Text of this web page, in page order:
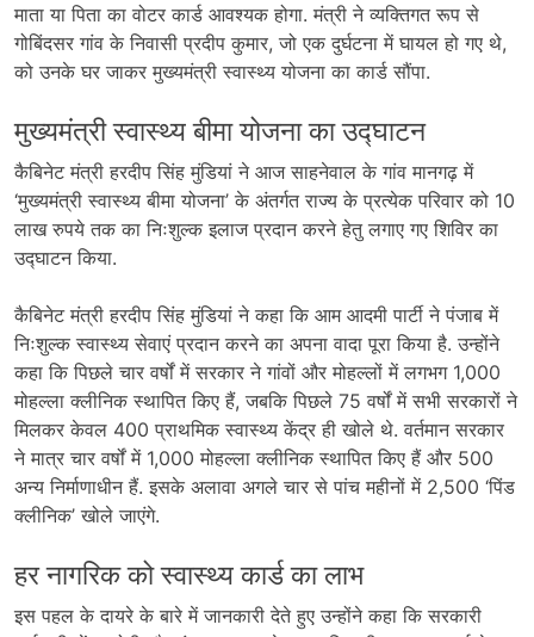
माता या पिता का वोटर कार्ड आवश्यक होगा. मंत्री ने व्यक्तिगत रूप से
गोबिंदसर गांव के निवासी प्रदीप कुमार, जो एक दुर्घटना में घायल हो गए थे,
को उनके घर जाकर मुख्यमंत्री स्वास्थ्य योजना का कार्ड सौंपा.
मुख्यमंत्री स्वास्थ्य बीमा योजना का उद्घाटन
कैबिनेट मंत्री हरदीप सिंह मुंडियां ने आज साहनेवाल के गांव मानगढ़ में
‘मुख्यमंत्री स्वास्थ्य बीमा योजना’ के अंतर्गत राज्य के प्रत्येक परिवार को 10
लाख रुपये तक का निःशुल्क इलाज प्रदान करने हेतु लगाए गए शिविर का
उद्घाटन किया.
कैबिनेट मंत्री हरदीप सिंह मुंडियां ने कहा कि आम आदमी पार्टी ने पंजाब में
निःशुल्क स्वास्थ्य सेवाएं प्रदान करने का अपना वादा पूरा किया है. उन्होंने
कहा कि पिछले चार वर्षों में सरकार ने गांवों और मोहल्लों में लगभग 1,000
मोहल्ला क्लीनिक स्थापित किए हैं, जबकि पिछले 75 वर्षों में सभी सरकारों ने
मिलकर केवल 400 प्राथमिक स्वास्थ्य केंद्र ही खोले थे. वर्तमान सरकार
ने मात्र चार वर्षों में 1,000 मोहल्ला क्लीनिक स्थापित किए हैं और 500
अन्य निर्माणाधीन हैं. इसके अलावा अगले चार से पांच महीनों में 2,500 ‘पिंड
क्लीनिक’ खोले जाएंगे.
हर नागरिक को स्वास्थ्य कार्ड का लाभ
इस पहल के दायरे के बारे में जानकारी देते हुए उन्होंने कहा कि सरकारी